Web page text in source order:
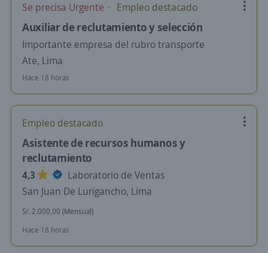
Se precisa Urgente Empleo destacado
Auxiliar de reclutamiento y selección
Importante empresa del rubro transporte
Ate, Lima
Hace 18 horas
Empleo destacado
Asistente de recursos humanos y
reclutamiento
4,3
Laboratorio de Ventas
San Juan De Lurigancho, Lima
S/. 2.000,00 (Mensual)
Hace 18 horas